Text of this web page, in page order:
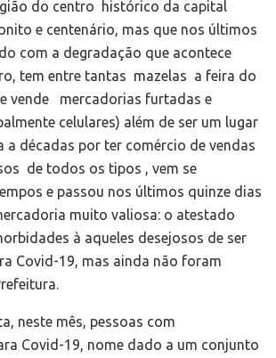
do centro histórico da capital
e centenário, mas que nos últimos
com a degradação que acontece
tem entre tantas mazelas a feira do
vende mercadorias furtadas e
celulares) além de ser um lugar
a décadas por ter comércio de vendas
de todos os tipos , vem se
e passou nos últimos quinze dias
muito valiosa: o atestado
à aqueles desejosos de ser
Covid-19, mas ainda não foram
neste mês, pessoas com
Covid-19, nome dado a um conjunto